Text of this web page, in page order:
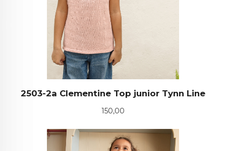
2503-2a Clementine Top junior Tynn Line
Pris
150,00